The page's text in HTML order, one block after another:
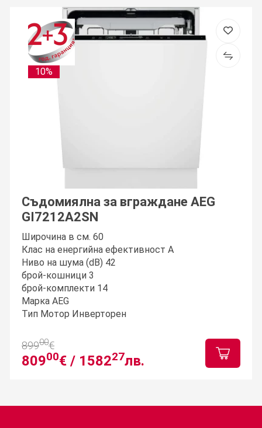
10%
Съдомиялна за вграждане AEG
GI7212A2SN
Широчина в см. 60
Клас на енергийна ефективност A
Ниво на шумa (dB) 42
брой-кошници 3
брой-комплекти 14
Марка AEG
Тип Мотор Инверторен
80900€ / 158227лв.
89900€